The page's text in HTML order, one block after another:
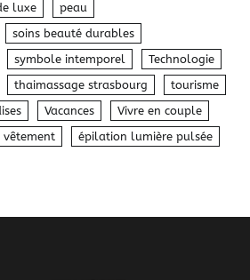
luxe
peau
soins beauté durables
symbole intemporel
Technologie
thaimassage strasbourg
tourisme
Vacances
Vivre en couple
vêtement épilation lumière pulsée